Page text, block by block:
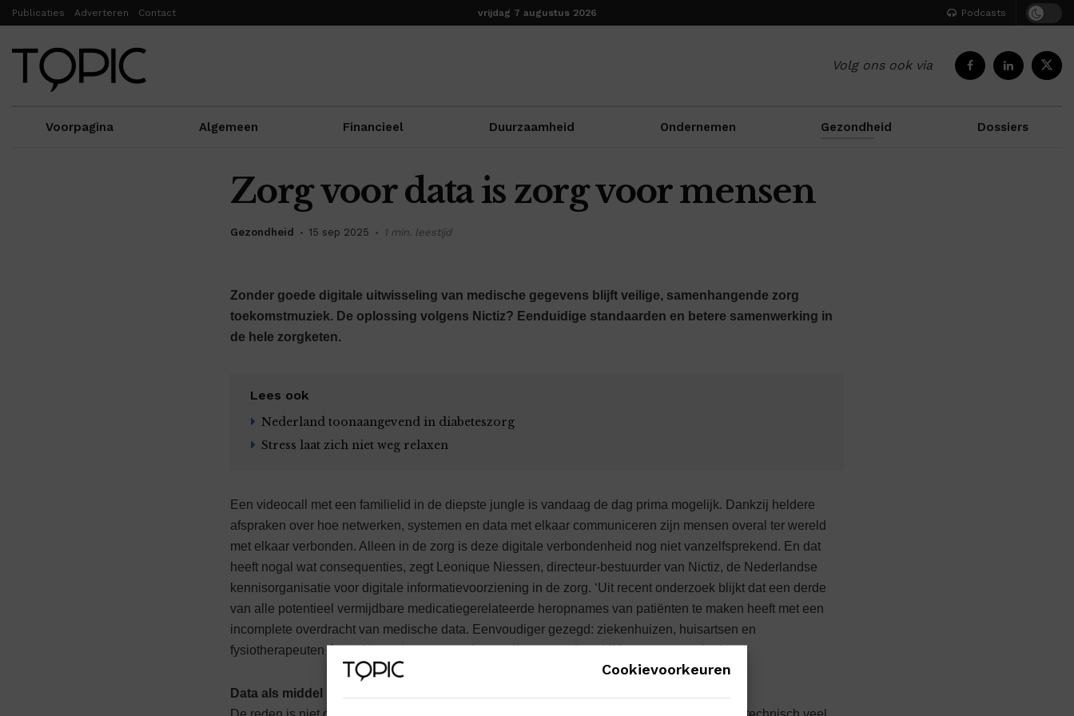
Cookievoorkeuren
Publicaties Adverteren Contact vrijdag 7 augustus 2026 Podcasts
Volg ons ook via
Voorpagina Algemeen Financieel Duurzaamheid Ondernemen Gezondheid Dossiers
Zorg voor data is zorg voor mensen
Gezondheid 15 sep 2025 1 min. leestijd
Zonder goede digitale uitwisseling van medische gegevens blijft veilige, samenhangende zorg
toekomstmuziek. De oplossing volgens Nictiz? Eenduidige standaarden en betere samenwerking in
de hele zorgketen.
Lees ook
Nederland toonaangevend in diabeteszorg
Stress laat zich niet weg relaxen
Een videocall met een familielid in de diepste jungle is vandaag de dag prima mogelijk. Dankzij heldere
afspraken over hoe netwerken, systemen en data met elkaar communiceren zijn mensen overal ter wereld
met elkaar verbonden. Alleen in de zorg is deze digitale verbondenheid nog niet vanzelfsprekend. En dat
heeft nogal wat consequenties, zegt Leonique Niessen, directeur-bestuurder van Nictiz, de Nederlandse
kennisorganisatie voor digitale informatievoorziening in de zorg. ‘Uit recent onderzoek blijkt dat een derde
van alle potentieel vermijdbare medicatiegerelateerde heropnames van patiënten te maken heeft met een
incomplete overdracht van medische data. Eenvoudiger gezegd: ziekenhuizen, huisartsen en
fysiotherapeuten én patiënten kunnen nu niet op elk moment beschikken over actuele data.’
Data als middel